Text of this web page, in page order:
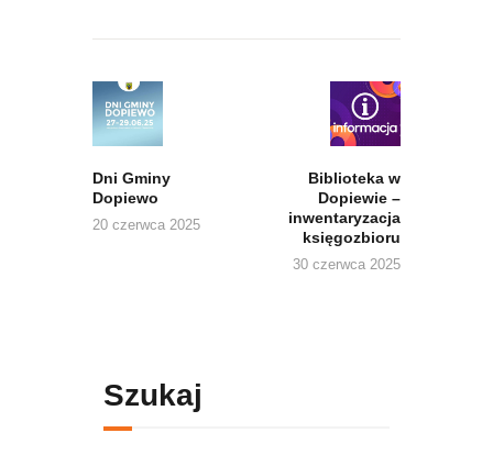
wpisu
Dni Gminy
Dopiewo
20 czerwca 2025
Biblioteka w
Dopiewie –
inwentaryzacja
księgozbioru
30 czerwca 2025
Szukaj